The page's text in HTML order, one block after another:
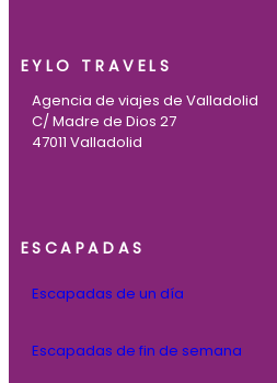
EYLO TRAVELS
Agencia de viajes de Valladolid
C/ Madre de Dios 27
47011 Valladolid
ESCAPADAS
Escapadas de un día
Escapadas de fin de semana